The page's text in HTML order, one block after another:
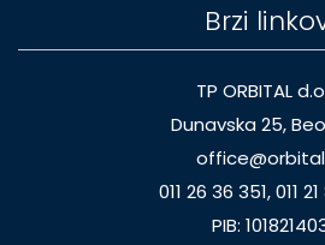
Brzi
TP ORBITAL
Dunavska 25,
011 26 36 351, 011
PIB: